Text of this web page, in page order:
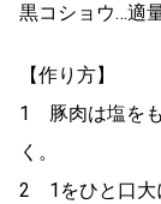
黒コショウ…適
【作り方】
1 豚肉は塩を
く。
2 1をひと口大